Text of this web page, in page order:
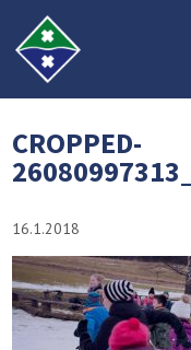
CROPPED-
16.1.2018